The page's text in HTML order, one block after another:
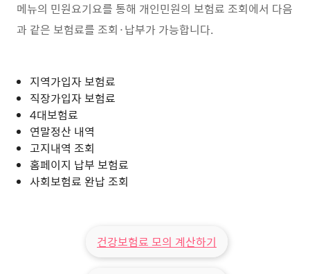
메뉴의 민원요기요를 통해 개인민원의 보험료 조회에서 다음
과 같은 보험료를 조회·납부가 가능합니다.
지역가입자 보험료
직장가입자 보험료
4대보험료
연말정산 내역
고지내역 조회
홈페이지 납부 보험료
사회보험료 완납 조회
건강보험료 모의 계산하기